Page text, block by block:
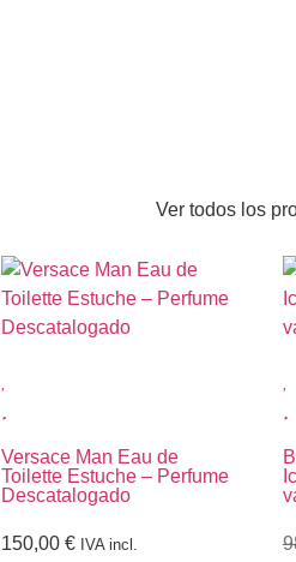
Ver todos los
Versace Man Eau de
Toilette Estuche – Perfume
Descatalogado
150,00 € IVA incl.